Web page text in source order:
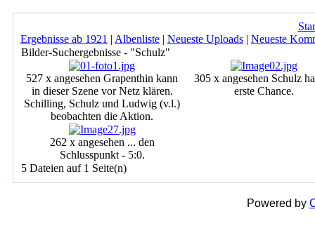
Ergebnisse ab 1921 | Albenliste | Neueste Uploads | Neueste
Bilder-Suchergebnisse - "Schulz"
527 x angesehen Grapenthin kann
in dieser Szene vor Netz klären.
Schilling, Schulz und Ludwig (v.l.)
beobachten die Aktion.
305 x angesehen Schulz
erste Chance.
262 x angesehen ... den
Schlusspunkt - 5:0.
5 Dateien auf 1 Seite(n)
Powered by